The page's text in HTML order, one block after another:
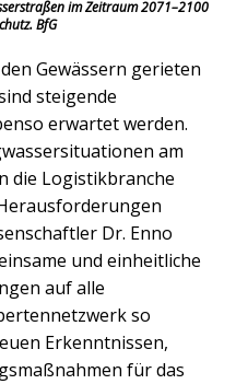
im Zeitraum 2071–2100
BfG
Gewässern gerieten
steigende
erwartet werden.
am
die Logistikbranche
Dr. Enno
und einheitliche
auf alle
so
Erkenntnissen,
für das